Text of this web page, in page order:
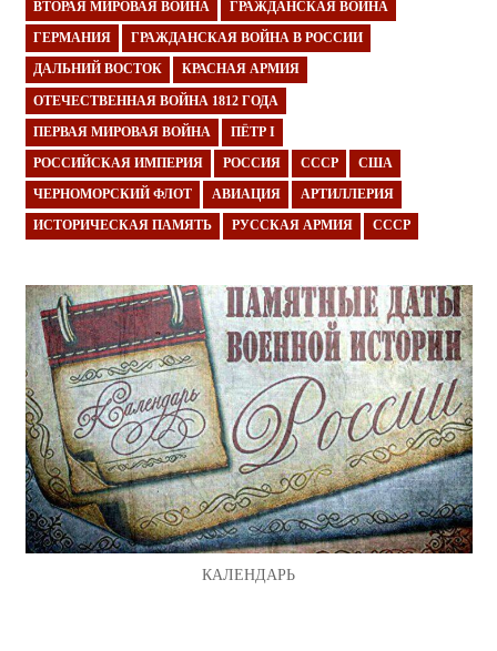
ВТОРАЯ МИРОВАЯ ВОЙНА ГРАЖДАНСКАЯ ВОЙНА
ГЕРМАНИЯ ГРАЖДАНСКАЯ ВОЙНА В РОССИИ
ДАЛЬНИЙ ВОСТОК КРАСНАЯ АРМИЯ
ОТЕЧЕСТВЕННАЯ ВОЙНА 1812 ГОДА
ПЕРВАЯ МИРОВАЯ ВОЙНА ПЁТР I
РОССИЙСКАЯ ИМПЕРИЯ РОССИЯ СССР США
ЧЕРНОМОРСКИЙ ФЛОТ АВИАЦИЯ АРТИЛЛЕРИЯ
ИСТОРИЧЕСКАЯ ПАМЯТЬ РУССКАЯ АРМИЯ СССР
КАЛЕНДАРЬ